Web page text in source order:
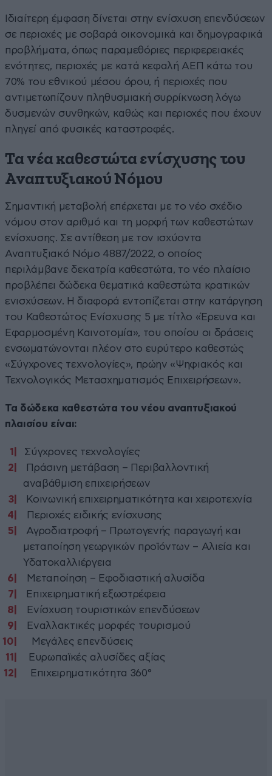
Ιδιαίτερη έμφαση δίνεται στην ενίσχυση επενδύσεων
σε περιοχές με σοβαρά οικονομικά και δημογραφικά
προβλήματα, όπως παραμεθόριες περιφερειακές
ενότητες, περιοχές με κατά κεφαλή ΑΕΠ κάτω του
70% του εθνικού μέσου όρου, ή περιοχές που
αντιμετωπίζουν πληθυσμιακή συρρίκνωση λόγω
δυσμενών συνθηκών, καθώς και περιοχές που έχουν
πληγεί από φυσικές καταστροφές.
Τα νέα καθεστώτα ενίσχυσης του
Αναπτυξιακού Νόμου
Σημαντική μεταβολή επέρχεται με το νέο σχέδιο
νόμου στον αριθμό και τη μορφή των καθεστώτων
ενίσχυσης. Σε αντίθεση με τον ισχύοντα
Αναπτυξιακό Νόμο 4887/2022, ο οποίος
περιλάμβανε δεκατρία καθεστώτα, το νέο πλαίσιο
προβλέπει δώδεκα θεματικά καθεστώτα κρατικών
ενισχύσεων. Η διαφορά εντοπίζεται στην κατάργηση
του Καθεστώτος Ενίσχυσης 5 με τίτλο «Έρευνα και
Εφαρμοσμένη Καινοτομία», του οποίου οι δράσεις
ενσωματώνονται πλέον στο ευρύτερο καθεστώς
«Σύγχρονες τεχνολογίες», πρώην «Ψηφιακός και
Τεχνολογικός Μετασχηματισμός Επιχειρήσεων».
Τα δώδεκα καθεστώτα του νέου αναπτυξιακού
πλαισίου είναι:
Σύγχρονες τεχνολογίες
Πράσινη μετάβαση – Περιβαλλοντική
αναβάθμιση επιχειρήσεων
Κοινωνική επιχειρηματικότητα και χειροτεχνία
Περιοχές ειδικής ενίσχυσης
Αγροδιατροφή – Πρωτογενής παραγωγή και
μεταποίηση γεωργικών προϊόντων – Αλιεία και
Υδατοκαλλιέργεια
Μεταποίηση – Εφοδιαστική αλυσίδα
Επιχειρηματική εξωστρέφεια
Ενίσχυση τουριστικών επενδύσεων
Εναλλακτικές μορφές τουρισμού
Μεγάλες επενδύσεις
Ευρωπαϊκές αλυσίδες αξίας
Επιχειρηματικότητα 360°